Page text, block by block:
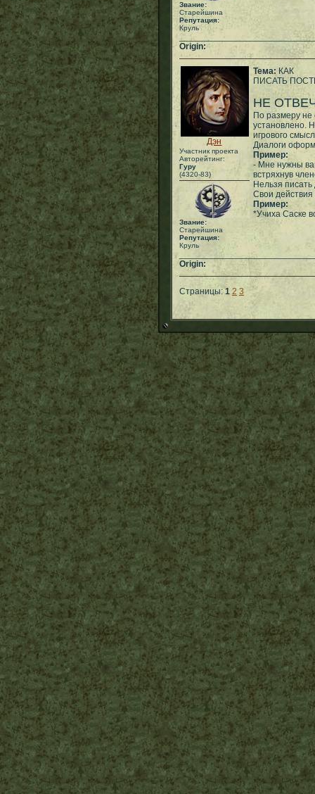
Звание:
Старейшина
Репутация:
Круль
Origin:
Дэн
Участник проекта
Авторейтинг:
Гуру
(4320-83)
Звание:
Старейшина
Репутация:
Круль
Тема: КАК
ПИСАТЬ
НЕ
По размеру не
установлено.
игрового
Диалоги
Пример:
- Мне нужны
встряхнув
Нельзя
Свои действия
Пример:
*Учиха Саске
Origin:
Страницы:1 2 3